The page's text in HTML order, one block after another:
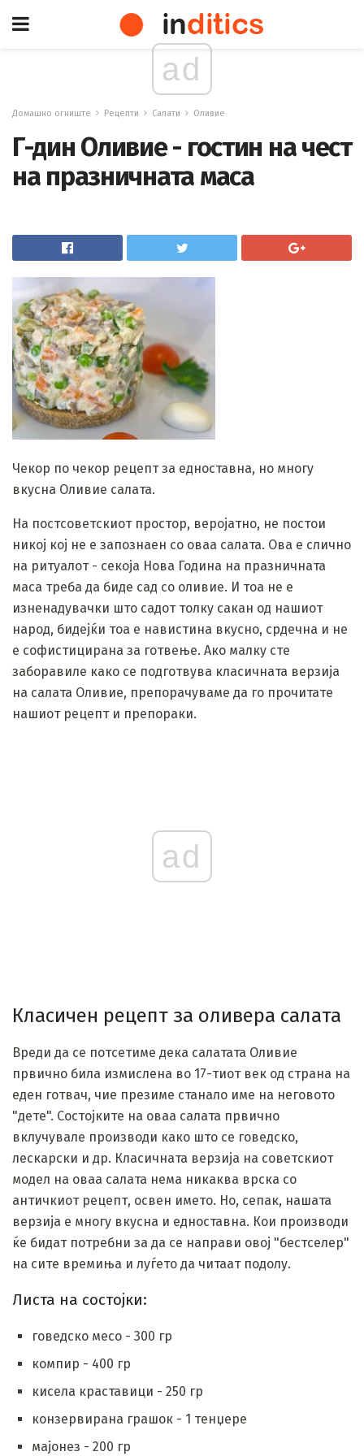
ad
Домашно огниште Рецепти Салати Оливие
Г-дин Оливие - гостин на чест
на празничната маса
Чекор по чекор рецепт за едноставна, но многу
вкусна Оливие салата.
На постсоветскиот простор, веројатно, не постои
никој кој не е запознаен со оваа салата. Ова е слично
на ритуалот - секоја Нова Година на празничната
маса треба да биде сад со оливие. И тоа не е
изненадувачки што садот толку сакан од нашиот
народ, бидејќи тоа е навистина вкусно, срдечна и не
е софистицирана за готвење. Ако малку сте
заборавиле како се подготвува класичната верзија
на салата Оливие, препорачуваме да го прочитате
нашиот рецепт и препораки.
ad
Класичен рецепт за оливера салата
Вреди да се потсетиме дека салатата Оливие
првично била измислена во 17-тиот век од страна на
еден готвач, чие презиме станало име на неговото
"дете". Состојките на оваа салата првично
вклучувале производи како што се говедско,
лескарски и др. Класичната верзија на советскиот
модел на оваа салата нема никаква врска со
античкиот рецепт, освен името. Но, сепак, нашата
верзија е многу вкусна и едноставна. Кои производи
ќе бидат потребни за да се направи овој "бестселер"
на сите времиња и луѓето да читаат подолу.
Листа на состојки:
говедско месо - 300 гр
компир - 400 гр
кисела краставици - 250 гр
конзервирана грашок - 1 тенџере
мајонез - 200 гр